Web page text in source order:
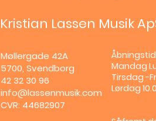
Kristian Lassen Musik
Møllergade 42A
5700, Svendborg
42 32 30 96
info@lassenmusik.com
CVR: 44682907
Mandag
Tirsdag -
Lørdag